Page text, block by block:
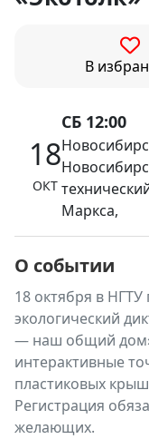
В
18
ОКТ
СБ 12:00
Маркса,
О событии
18 октября в
экологический
— наш общий
интерактивные
пластиковых
Регистрация
желающих.